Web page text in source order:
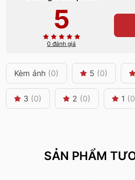
5
0 đánh giá
Kèm ảnh (0) 5 (0)
3 (0) 2 (0) 1
SẢN PHẨM